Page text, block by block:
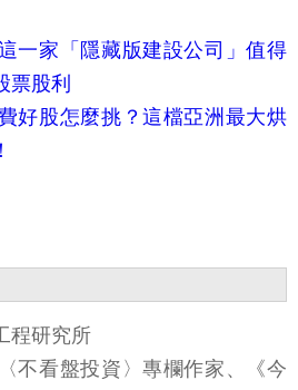
一家「隱藏版建設公司」值得
票股利
好股怎麼挑？這檔亞洲最大烘
程研究所
不看盤投資〉專欄作家、《今